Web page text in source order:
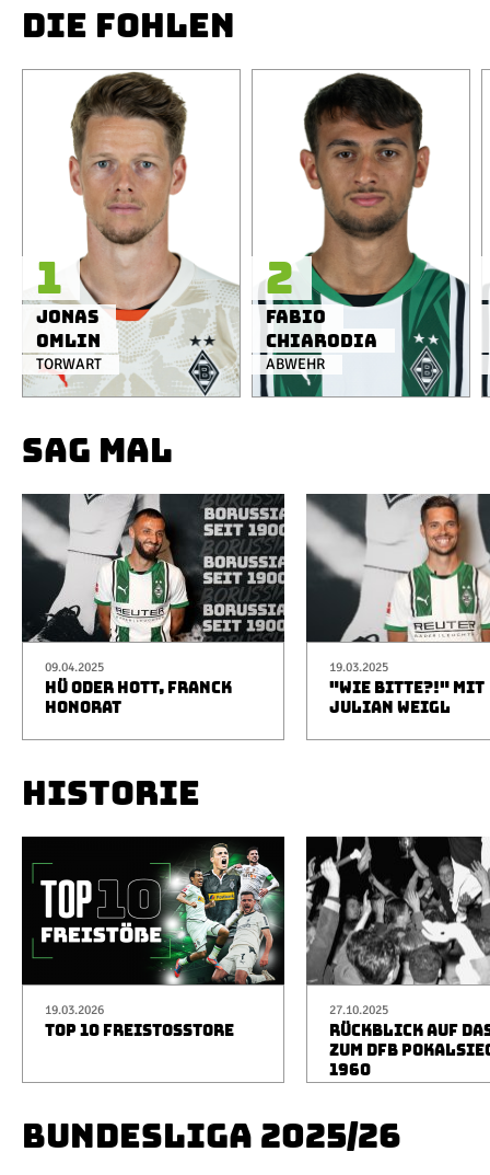
DIE FOHLEN
TORWART
Jonas
Omlin
1
ABWEHR
Fabio
Chiarodia
2
SAG MAL
09.04.2025
HÜ ODER HOTT, FRANCK
HONORAT
19.03.2025
"WIE BITTE?!" MIT
JULIAN WEIGL
HISTORIE
19.03.2026
TOP 10 FREISTOSSTORE
27.10.2025
RÜCKBLICK AUF
ZUM DFB
1960
BUNDESLIGA 2025/26